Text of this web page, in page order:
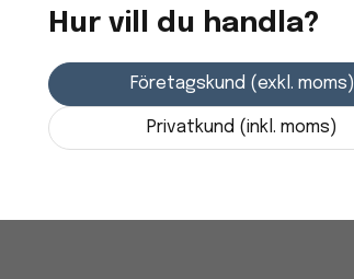
243,75 kr
leverantör
- +
Hur vill du handla?
Företagskund (exkl. moms)
Privatkund (inkl. moms)